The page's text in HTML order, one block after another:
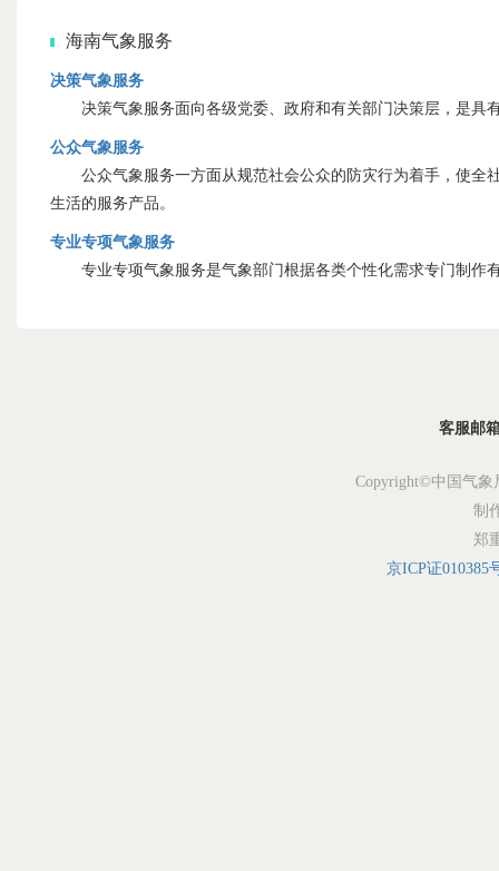
海南气象服务
决策气象服务
决策气象服务面向各级党委、政府和有关部门决策层，是具
公众气象服务
公众气象服务一方面从规范社会公众的防灾行为着手，使全
生活的服务产品。
专业专项气象服务
专业专项气象服务是气象部门根据各类个性化需求专门制作
客服邮
Copyright©中国气象
制
郑
京ICP证010385